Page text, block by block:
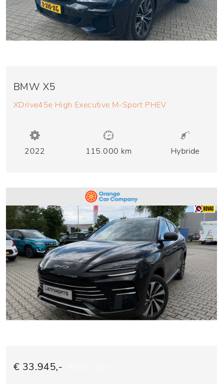
BMW X5
XDrive45e High Executive M-Sport PHEV
2022 115.000 km Hybride
€ 33.945,-